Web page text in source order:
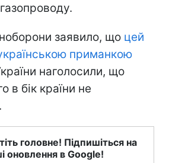
заявило, що цей
приманкою
наголосили, що
в бік країни не
головне! Підпишіться на
оновлення в Google!